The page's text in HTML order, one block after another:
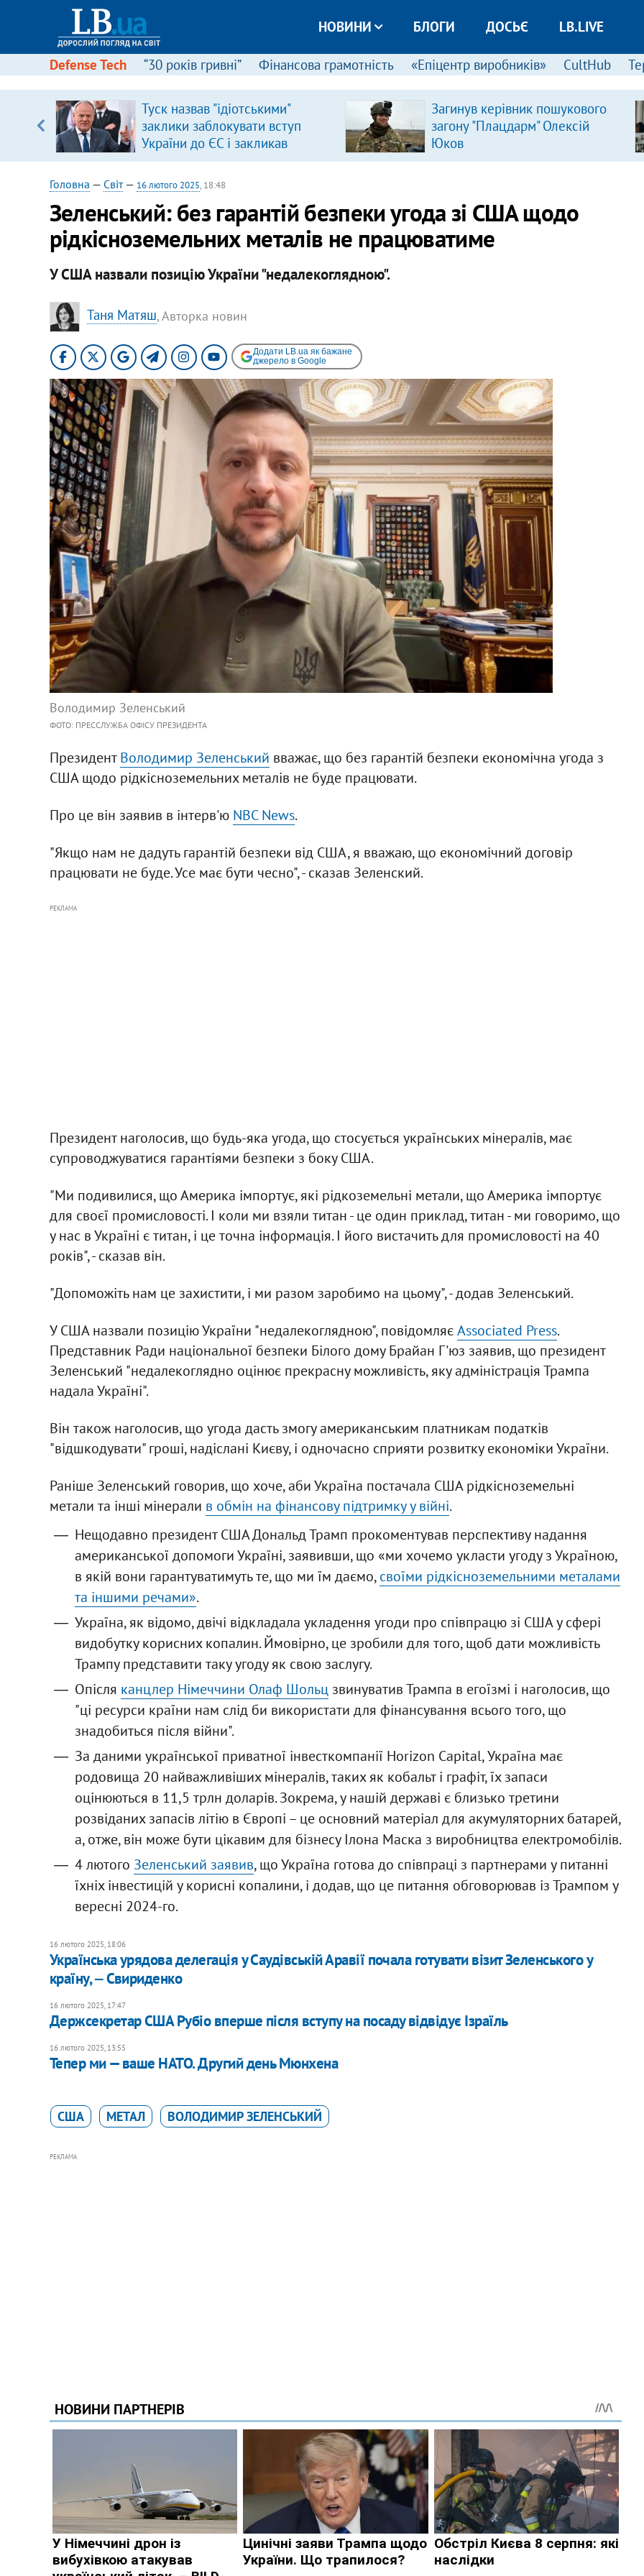
НОВИНИ БЛОГИ ДОСЬЄ LB.LIVE
Defense Tech “30 років гривні” Фінансова грамотність «Епіцентр виробників» CultHub
Туск назвав "ідіотськими"
заклики заблокувати вступ
України до ЄС і закликав
припинити антиукраїнську
риторику
Загинув керівник пошукового
загону "Плацдарм" Олексій
Юков
Головна — Світ— 16 лютого 2025, 18:48
Зеленський: без гарантій безпеки угода зі США щодо
рідкісноземельних металів не працюватиме
У США назвали позицію України "недалекоглядною".
Таня Матяш, Авторка новин
Додати LB.ua як бажане
джерело в Google
Володимир Зеленський
ФОТО: ПРЕССЛУЖБА ОФІСУ ПРЕЗИДЕНТА
ПрезидентВолодимир Зеленський вважає, що без гарантій безпеки економічна угода з
США щодо рідкісноземельних металів не буде працювати.
Про це він заявив в інтерв'ю NBC News.
"Якщо нам не дадуть гарантій безпеки від США, я вважаю, що економічний договір
працювати не буде. Усе має бути чесно", - сказав Зеленский.
РЕКЛАМА
Президент наголосив, що будь-яка угода, що стосується українських мінералів, має
супроводжуватися гарантіями безпеки з боку США.
"Ми подивилися, що Америка імпортує, які рідкоземельні метали, що Америка імпортує
для своєї промисловості. І коли ми взяли титан - це один приклад, титан - ми говоримо, що
у нас в Україні є титан, і це точна інформація. І його вистачить для промисловості на 40
років", - сказав він.
"Допоможіть нам це захистити, і ми разом заробимо на цьому", - додав Зеленський.
У США назвали позицію України "недалекоглядною", повідомляєAssociated Press.
Представник Ради національної безпеки Білого дому Брайан Г'юз заявив, що президент
Зеленський "недалекоглядно оцінює прекрасну можливість, яку адміністрація Трампа
надала Україні".
Він також наголосив, що угода дасть змогу американським платникам податків
"відшкодувати" гроші, надіслані Києву, і одночасно сприяти розвитку економіки України.
Раніше Зеленський говорив, що хоче, аби Україна постачала США рідкісноземельні
метали та інші мінерали в обмін на фінансову підтримку у війні.
Нещодавно президент США Дональд Трамп прокоментував перспективу надання
американської допомоги Україні, заявивши, що «ми хочемо укласти угоду з Україною,
в якій вони гарантуватимуть те, що ми їм даємо,своїми рідкісноземельними металами
та іншими речами».
Україна, як відомо, двічі відкладала укладення угоди про співпрацю зі США у сфері
видобутку корисних копалин. Ймовірно, це зробили для того, щоб дати можливість
Трампу представити таку угоду як свою заслугу.
Опісля канцлер Німеччини Олаф Шольцзвинуватив Трампа в егоїзмі і наголосив, що
"ці ресурси країни нам слід би використати для фінансування всього того, що
знадобиться після війни".
За даними української приватної інвесткомпанії Horizon Capital, Україна має
родовища 20 найважливіших мінералів, таких як кобальт і графіт, їх запаси
оцінюються в 11,5 трлн доларів. Зокрема, у нашій державі є близько третини
розвіданих запасів літію в Європі – це основний матеріал для акумуляторних батарей,
а, отже, він може бути цікавим для бізнесу Ілона Маска з виробництва електромобілів.
4 лютого Зеленський заявив, що Україна готова до співпраці з партнерами у питанні
їхніх інвестицій у корисні копалини, і додав, що це питання обговорював із Трампом у
вересні 2024-го.
16 лютого 2025, 18:06
Українська урядова делегація у Саудівській Аравії почала готувати візит Зеленського у
країну, ‒ Свириденко
16 лютого 2025, 17:47
​Держсекретар США Рубіо вперше після вступу на посаду відвідує Ізраїль
16 лютого 2025, 13:55
​Тепер ми — ваше НАТО. Другий день Мюнхена
США МЕТАЛ ВОЛОДИМИР ЗЕЛЕНСЬКИЙ
РЕКЛАМА